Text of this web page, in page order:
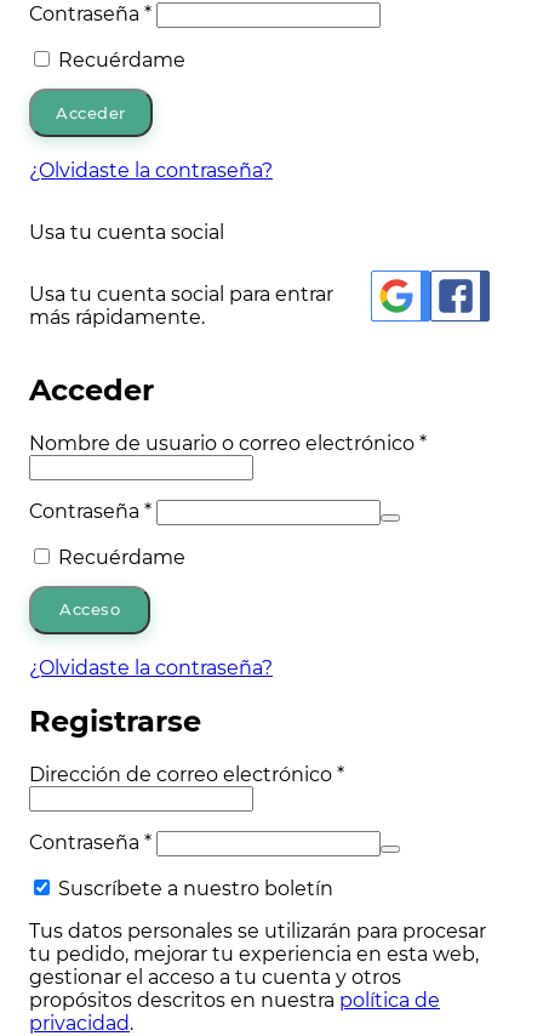
Contraseña *Obligatorio
Recuérdame
Acceder
¿Olvidaste la contraseña?
Usa tu cuenta social
Usa tu cuenta social para entrar
más rápidamente.
Acceder
Nombre de usuario o correo electrónico *Obligatorio
Contraseña *Obligatorio
Recuérdame
Acceso
¿Olvidaste la contraseña?
Registrarse
Dirección de correo electrónico *Obligatorio
Contraseña *Obligatorio
Suscríbete a nuestro boletín
Tus datos personales se utilizarán para procesar
tu pedido, mejorar tu experiencia en esta web,
gestionar el acceso a tu cuenta y otros
propósitos descritos en nuestra política de
privacidad.